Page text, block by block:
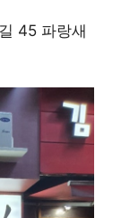
45 파랑새